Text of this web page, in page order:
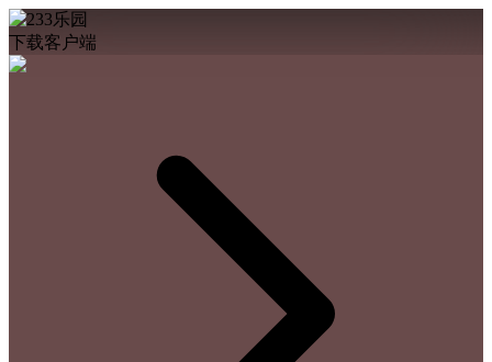
下载客户端